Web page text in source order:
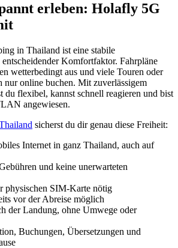
erleben: Holafly 5G
in Thailand ist eine stabile
Komfortfaktor. Fahrpläne
wetterbedingt aus und viele Touren oder
nur online buchen. Mit zuverlässigem
du flexibel, kannst schnell reagieren und bist
angewiesen.
sicherst du dir genau diese Freiheit:
Internet in ganz Thailand, auch auf
und keine unerwarteten
physischen SIM-Karte nötig
vor der Abreise möglich
der Landung, ohne Umwege oder
Buchungen, Übersetzungen und